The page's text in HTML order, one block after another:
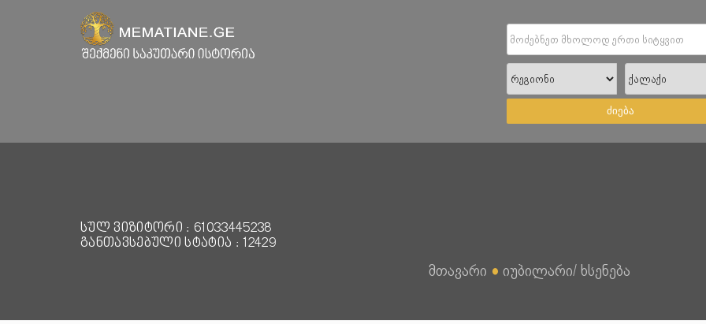
ძიება
სულ ვიზიტორი : 61033445238
განთავსებული სტატია : 12429
მთავარი ● იუბილარი/ ხსენება